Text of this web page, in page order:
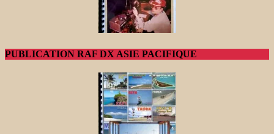
PUBLICATION RAF DX ASIE PACIFIQUE